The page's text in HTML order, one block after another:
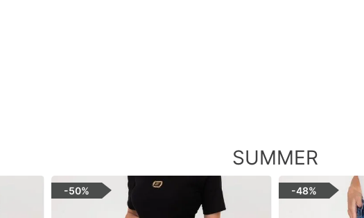
SUMMER
-50% -48%